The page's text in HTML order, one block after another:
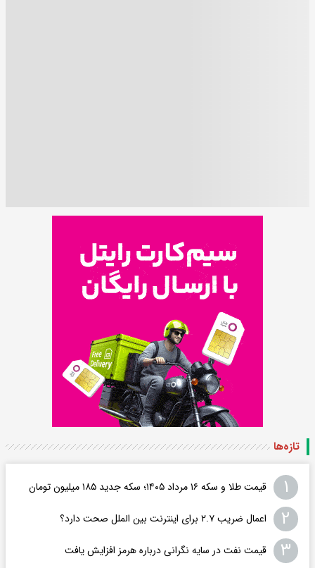
تازه‌ها
۱ قیمت طلا و سکه ۱۶ مرداد ۱۴۰۵؛ سکه جدید ١٨۵ میلیون تومان
۲ اعمال ضریب ۲.۷ برای اینترنت بین الملل صحت دارد؟
۳ قیمت نفت در سایه نگرانی درباره هرمز افزایش یافت